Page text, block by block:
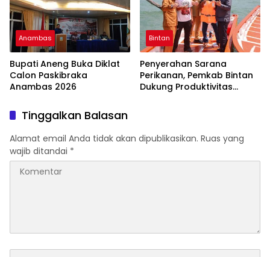
Anambas
Bupati Aneng Buka Diklat
Calon Paskibraka
Anambas 2026
Bintan
Penyerahan Sarana
Perikanan, Pemkab Bintan
Dukung Produktivitas
Tinggalkan Balasan
Alamat email Anda tidak akan dipublikasikan. Ruas yang
wajib ditandai *